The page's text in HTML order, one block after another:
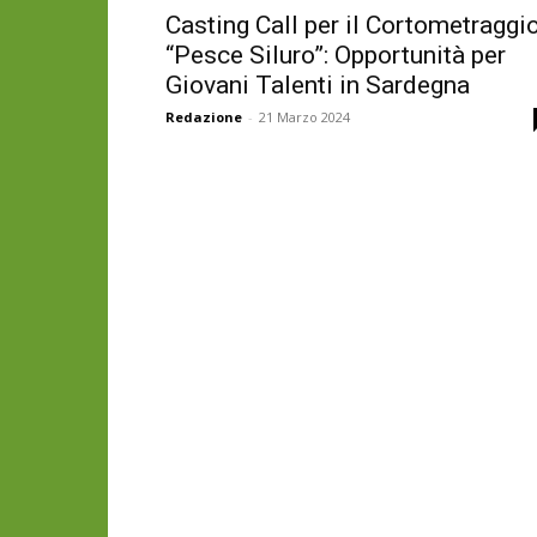
Casting Call per il
“Pesce Siluro”: Opportunità per
Giovani Talenti in Sardegna
Redazione - 21 Marzo 2024